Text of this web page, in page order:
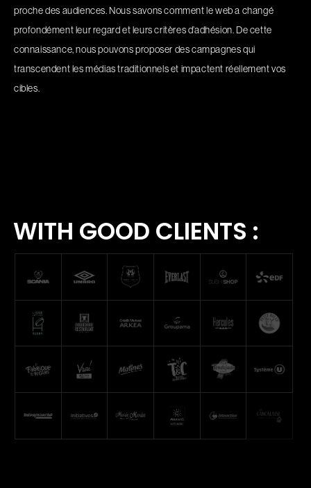
proche des audiences. Nous savons comment le web a changé
profondément leur regard et leurs critères d’adhésion. De cette
connaissance, nous pouvons proposer des campagnes qui
transcendent les médias traditionnels et impactent réellement vos
cibles.
WITH GOOD CLIENTS :